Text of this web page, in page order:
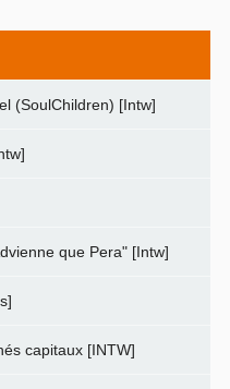
(SoulChildren) [Intw]
que Pera" [Intw]
capitaux [INTW]